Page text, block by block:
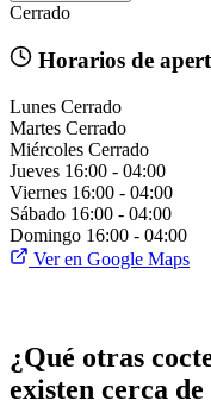
Cerrado
Horarios de
Lunes Cerrado
Martes Cerrado
Miércoles Cerrado
Jueves 16:00 - 04:00
Viernes 16:00 - 04:00
Sábado 16:00 - 04:00
Domingo 16:00 - 04:00
Ver en Google Maps
¿Qué otras
existen cerca